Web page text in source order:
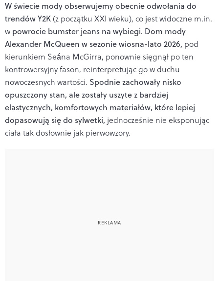
W świecie mody obserwujemy obecnie odwołania do
trendów Y2K (z początku XXI wieku), co jest widoczne m.in.
w powrocie bumster jeans na wybiegi. Dom mody
Alexander McQueen w sezonie wiosna-lato 2026, pod
kierunkiem Seána McGirra, ponownie sięgnął po ten
kontrowersyjny fason, reinterpretując go w duchu
nowoczesnych wartości. Spodnie zachowały nisko
opuszczony stan, ale zostały uszyte z bardziej
elastycznych, komfortowych materiałów, które lepiej
dopasowują się do sylwetki, jednocześnie nie eksponując
ciała tak dosłownie jak pierwowzory.